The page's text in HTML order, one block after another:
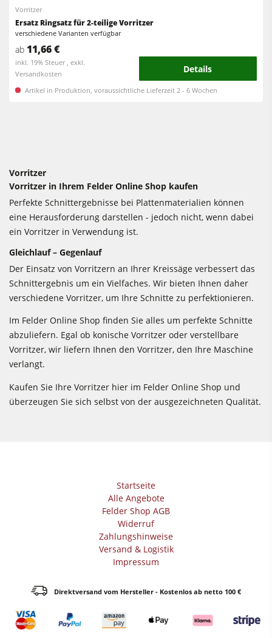
Vorritzer
Ersatz Ringsatz für 2-teilige Vorritzer
verschiedene Varianten verfügbar
ab 11,66 €
inkl. 19% Steuer , exkl.
Versandkosten
Details
Artikel in Produktion, voraussichtliche Lieferzeit 2 - 6 Wochen
Vorritzer
Vorritzer in Ihrem Felder Online Shop kaufen
Perfekte Schnittergebnisse bei Plattenmaterialien können
eine Herausforderung darstellen - jedoch nicht, wenn dabei
ein Vorritzer in Verwendung ist.
Gleichlauf – Gegenlauf
Der Einsatz von Vorritzern an Ihrer Kreissäge verbessert das
Schnittergebnis um ein Vielfaches. Wir bieten Ihnen daher
verschiedene Vorritzer, um Ihre Schnitte zu perfektionieren.
Im Felder Online Shop finden Sie alles um perfekte Schnitte
abzuliefern. Egal ob konische Vorritzer oder verstellbare
Vorritzer, wir liefern Ihnen den Vorritzer, den Ihre Maschine
verlangt.
Kaufen Sie Ihre Vorritzer hier im Felder Online Shop und
überzeugen Sie sich selbst von der ausgezeichneten Qualität.
Startseite
Alle Angebote
Felder Shop AGB
Widerruf
Zahlungshinweise
Versand & Logistik
Impressum
Direktversand vom Hersteller - Kostenlos ab netto 100 €